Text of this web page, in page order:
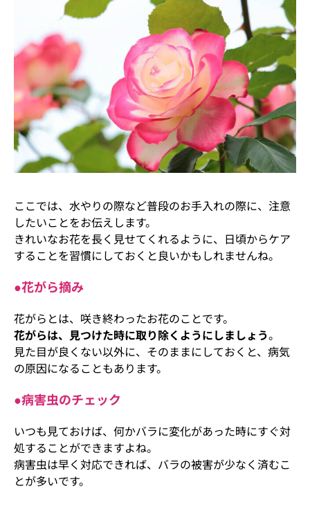
ここでは、水やりの際など普段のお手入れの際に、注意
したいことをお伝えします。
きれいなお花を長く見せてくれるように、日頃からケア
することを習慣にしておくと良いかもしれませんね。
●花がら摘み
花がらとは、咲き終わったお花のことです。
花がらは、見つけた時に取り除くようにしましょう。
見た目が良くない以外に、そのままにしておくと、病気
の原因になることもあります。
●病害虫のチェック
いつも見ておけば、何かバラに変化があった時にすぐ対
処することができますよね。
病害虫は早く対応できれば、バラの被害が少なく済むこ
とが多いです。